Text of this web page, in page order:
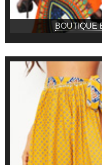
BOUTIQUE